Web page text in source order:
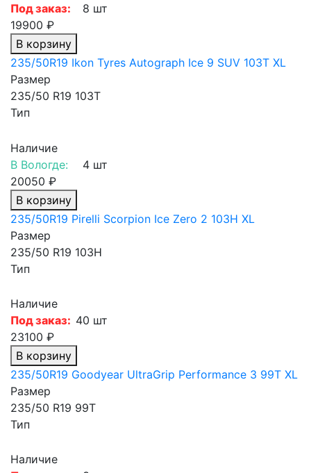
Под заказ:
8 шт
19900 ₽
В корзину
235/50R19 Ikon Tyres Autograph Ice 9 SUV 103T XL
Размер
235/50 R19 103T
Тип
Наличие
В Вологде:
4 шт
20050 ₽
В корзину
235/50R19 Pirelli Scorpion Ice Zero 2 103H XL
Размер
235/50 R19 103H
Тип
Наличие
Под заказ: 40 шт
23100 ₽
В корзину
235/50R19 Goodyear UltraGrip Performance 3 99T XL
Размер
235/50 R19 99T
Тип
Наличие